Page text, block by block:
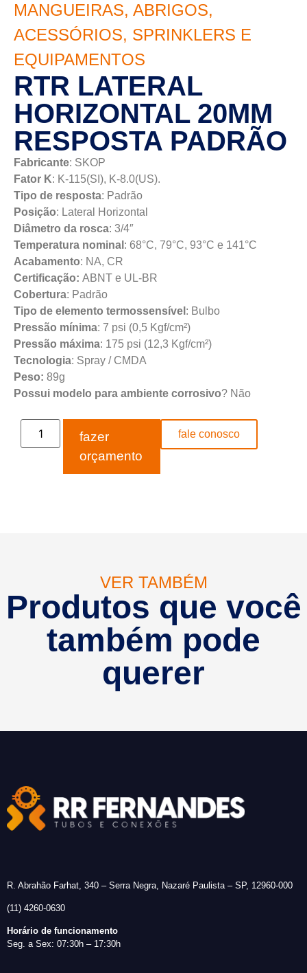
MANGUEIRAS, ABRIGOS,
ACESSÓRIOS, SPRINKLERS E
EQUIPAMENTOS
RTR LATERAL
HORIZONTAL 20MM
RESPOSTA PADRÃO
Fabricante: SKOP
Fator K: K-115(SI), K-8.0(US).
Tipo de resposta: Padrão
Posição: Lateral Horizontal
Diâmetro da rosca: 3/4″
Temperatura nominal : 68°C, 79°C, 93°C e 141°C
Acabamento: NA, CR
Certificação: ABNT e UL-BR
Cobertura: Padrão
Tipo de elemento termossensível : Bulbo
Pressão mínima: 7 psi (0,5 Kgf/cm²)
Pressão máxima: 175 psi (12,3 Kgf/cm²)
Tecnologia: Spray / CMDA
Peso: 89g
Possui modelo para ambiente corrosivo? Não
fazer
orçamento
fale conosco
VER TAMBÉM
Produtos que você
também pode
querer
R. Abrahão Farhat, 340 – Serra Negra, Nazaré Paulista – SP, 12960-000
(11) 4260-0630
Horário de funcionamento
Seg. a Sex: 07:30h – 17:30h